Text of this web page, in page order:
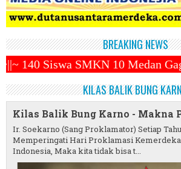
BREAKING NEWS
Gagal SNBP ~||~
KILAS BALIK BUNG
Kilas Balik Bung Karno - Makna
Ir. Soekarno (Sang Proklamator) Setiap
Memperingati Hari Proklamasi
Indonesia, Maka kita tidak bisa t...